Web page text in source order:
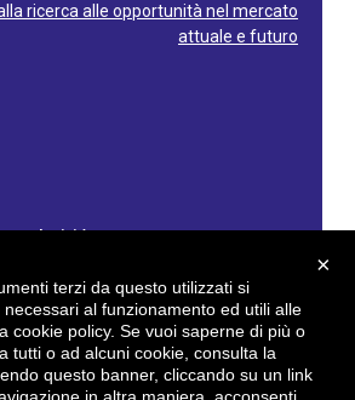
ricerca alle opportunità nel mercato
attuale e futuro
60 - 36100 Vicenza - Italy
0444/1932220
pec.cpv@legalmail.it
×
terzi da questo utilizzati si
al funzionamento ed utili alle
cookie policy. Se vuoi saperne di più o
tutti o ad alcuni cookie, consulta la
questo banner, cliccando su un link